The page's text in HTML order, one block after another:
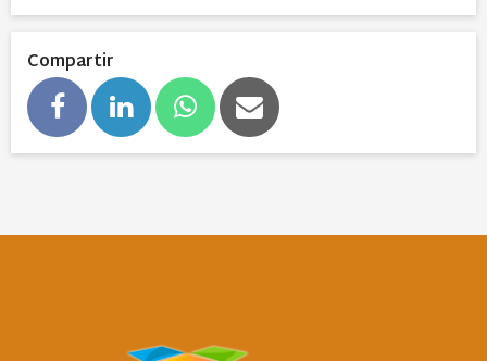
Compartir